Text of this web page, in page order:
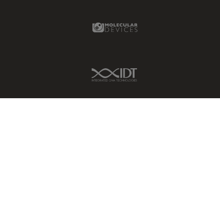
Molecular Devices Link
IDT Link